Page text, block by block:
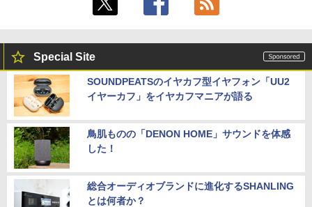
Special Site
SOUNDPEATSのイヤカフ型イヤフォン「UU2
イヤーカフ」をイヤカフマニアが語る
鳥肌ものの「DENON HOME」サウンドを体感
した！
総合オーディオブランドに進化するSHANLING
とは何者か？